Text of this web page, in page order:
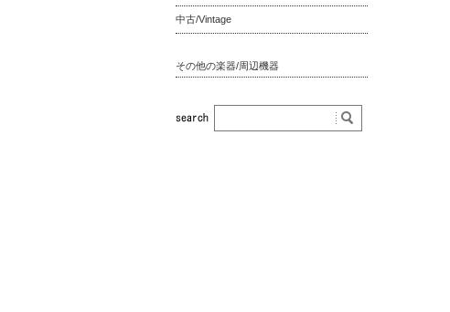
中古/Vintage
その他の楽器/周辺機器